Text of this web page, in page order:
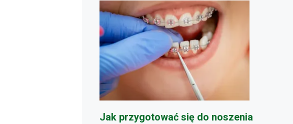
Jak przygotować się do noszenia